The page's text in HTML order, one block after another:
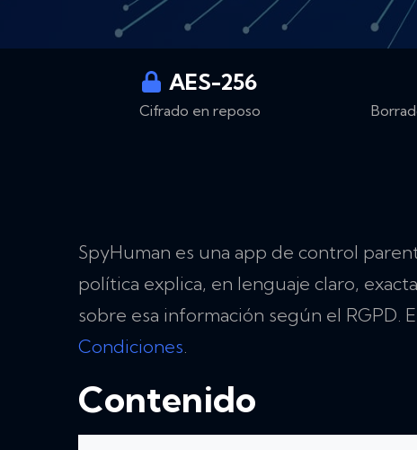
AES-256
Cifrado en reposo
SpyHuman es una app de control
política explica, en lenguaje claro,
sobre esa información según el RGPD.
Condiciones
Contenido